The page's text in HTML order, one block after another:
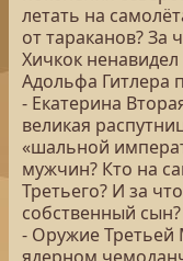
летать на
от тараканов? За
Хичкок
Адольфа Гитлера
- Екатерина
великая
«шальной
мужчин? Кто на
Третьего? И за
собственный сын?
- Оружие Третьей